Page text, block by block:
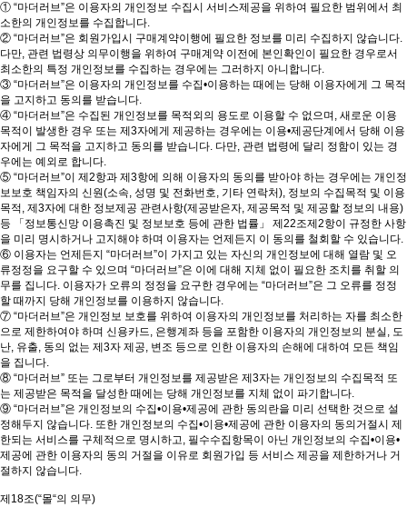
① “마더러브”은 이용자의 개인정보 수집시 서비스제공을 위하여 필요한 범위에서 최
소한의 개인정보를 수집합니다.
② “마더러브”은 회원가입시 구매계약이행에 필요한 정보를 미리 수집하지 않습니다.
다만, 관련 법령상 의무이행을 위하여 구매계약 이전에 본인확인이 필요한 경우로서
최소한의 특정 개인정보를 수집하는 경우에는 그러하지 아니합니다.
③ “마더러브”은 이용자의 개인정보를 수집•이용하는 때에는 당해 이용자에게 그 목적
을 고지하고 동의를 받습니다.
④ “마더러브”은 수집된 개인정보를 목적외의 용도로 이용할 수 없으며, 새로운 이용
목적이 발생한 경우 또는 제3자에게 제공하는 경우에는 이용•제공단계에서 당해 이용
자에게 그 목적을 고지하고 동의를 받습니다. 다만, 관련 법령에 달리 정함이 있는 경
우에는 예외로 합니다.
⑤ “마더러브”이 제2항과 제3항에 의해 이용자의 동의를 받아야 하는 경우에는 개인정
보보호 책임자의 신원(소속, 성명 및 전화번호, 기타 연락처), 정보의 수집목적 및 이용
목적, 제3자에 대한 정보제공 관련사항(제공받은자, 제공목적 및 제공할 정보의 내용)
등 「정보통신망 이용촉진 및 정보보호 등에 관한 법률」 제22조제2항이 규정한 사항
을 미리 명시하거나 고지해야 하며 이용자는 언제든지 이 동의를 철회할 수 있습니다.
⑥ 이용자는 언제든지 “마더러브”이 가지고 있는 자신의 개인정보에 대해 열람 및 오
류정정을 요구할 수 있으며 “마더러브”은 이에 대해 지체 없이 필요한 조치를 취할 의
무를 집니다. 이용자가 오류의 정정을 요구한 경우에는 “마더러브”은 그 오류를 정정
할 때까지 당해 개인정보를 이용하지 않습니다.
⑦ “마더러브”은 개인정보 보호를 위하여 이용자의 개인정보를 처리하는 자를 최소한
으로 제한하여야 하며 신용카드, 은행계좌 등을 포함한 이용자의 개인정보의 분실, 도
난, 유출, 동의 없는 제3자 제공, 변조 등으로 인한 이용자의 손해에 대하여 모든 책임
을 집니다.
⑧ “마더러브” 또는 그로부터 개인정보를 제공받은 제3자는 개인정보의 수집목적 또
는 제공받은 목적을 달성한 때에는 당해 개인정보를 지체 없이 파기합니다.
⑨ “마더러브”은 개인정보의 수집•이용•제공에 관한 동의란을 미리 선택한 것으로 설
정해두지 않습니다. 또한 개인정보의 수집•이용•제공에 관한 이용자의 동의거절시 제
한되는 서비스를 구체적으로 명시하고, 필수수집항목이 아닌 개인정보의 수집•이용•
제공에 관한 이용자의 동의 거절을 이유로 회원가입 등 서비스 제공을 제한하거나 거
절하지 않습니다.
제18조(“몰“의 의무)